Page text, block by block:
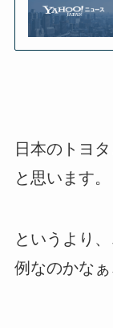
日本のトヨ
と思います。
というより
例なのかなぁ